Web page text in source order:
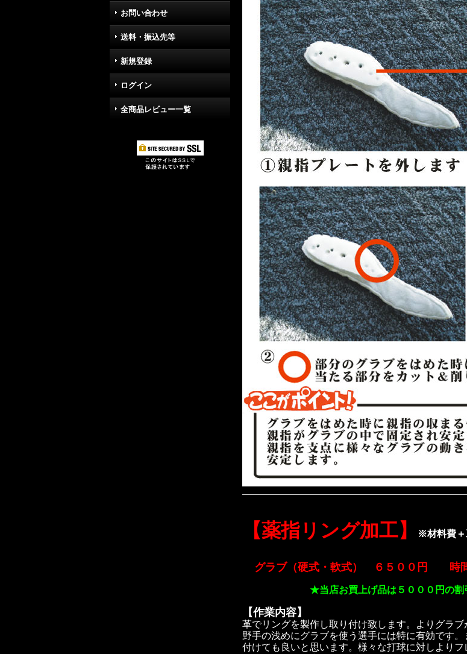
お問い合わせ
送料・振込先等
新規登録
ログイン
全商品レビュー一覧
【薬指リング加工】 ※材料費＋
グラブ（硬式・軟式） ６５００円 時間
★当店お買上げ品は５０００円の割引
【作業内容】
革でリングを製作し取り付け致します。よりグラ
野手の浅めにグラブを使う選手には特に有効です
付けても良いと思います。様々な打球に対しより